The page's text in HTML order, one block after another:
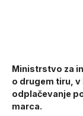
Ministrstvo za
o drugem tiru,
odplačevanje
marca.